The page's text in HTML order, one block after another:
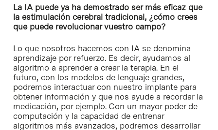
La IA puede ya ha demostrado ser más eficaz que
la estimulación cerebral tradicional, ¿cómo crees
que puede revolucionar vuestro campo?
Lo que nosotros hacemos con IA se denomina
aprendizaje por refuerzo. Es decir, ayudamos al
algoritmo a aprender a crear la terapia. En el
futuro, con los modelos de lenguaje grandes,
podremos interactuar con nuestro implante para
obtener información y que nos ayude a recordar la
medicación, por ejemplo. Con un mayor poder de
computación y la capacidad de entrenar
algoritmos más avanzados, podremos desarrollar